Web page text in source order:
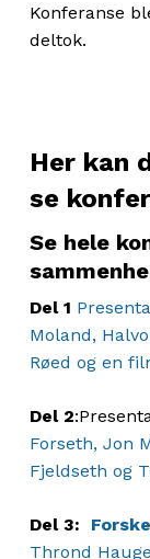
Konferanse
deltok.
Her kan
se
Se hele
Del 1
Moland,
Røed og en
Del 2
Forseth, Jon
Fjeldseth og
Del 3:
Thrond